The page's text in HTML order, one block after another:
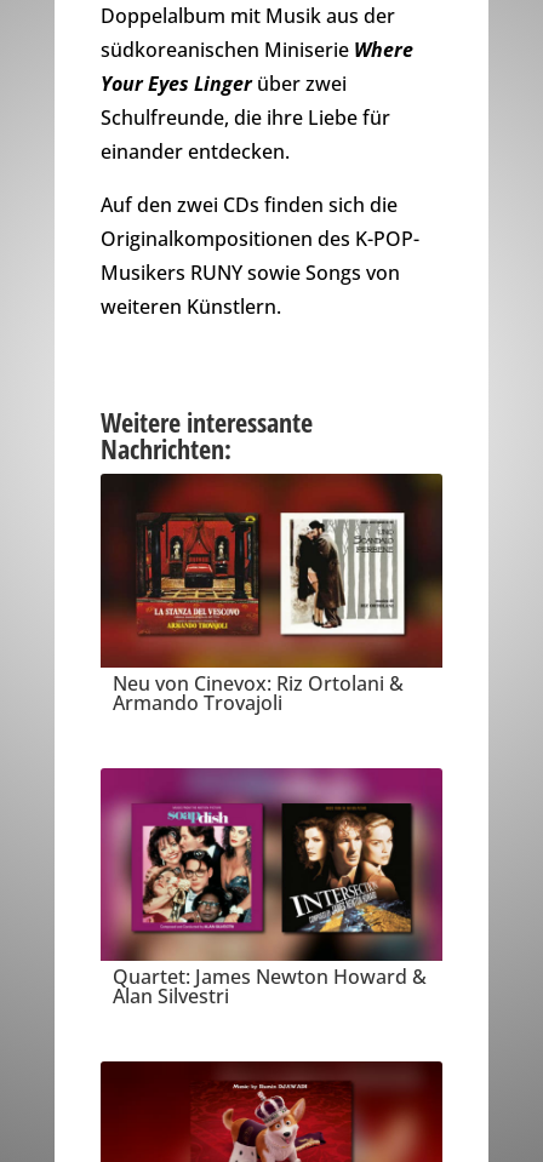
Doppelalbum mit Musik aus der
südkoreanischen Miniserie Where
Your Eyes Lingerüber zwei
Schulfreunde, die ihre Liebe für
einander entdecken.
Auf den zwei CDs finden sich die
Originalkompositionen des K-POP-
Musikers RUNY sowie Songs von
weiteren Künstlern.
Weitere interessante
Nachrichten:
Neu von Cinevox: Riz Ortolani &
Armando Trovajoli
Quartet: James Newton Howard &
Alan Silvestri